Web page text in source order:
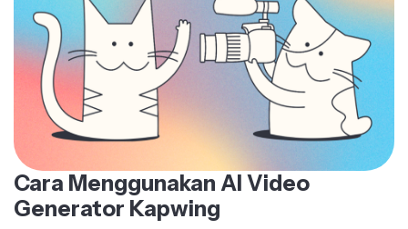
Cara Menggunakan AI Video
Generator Kapwing